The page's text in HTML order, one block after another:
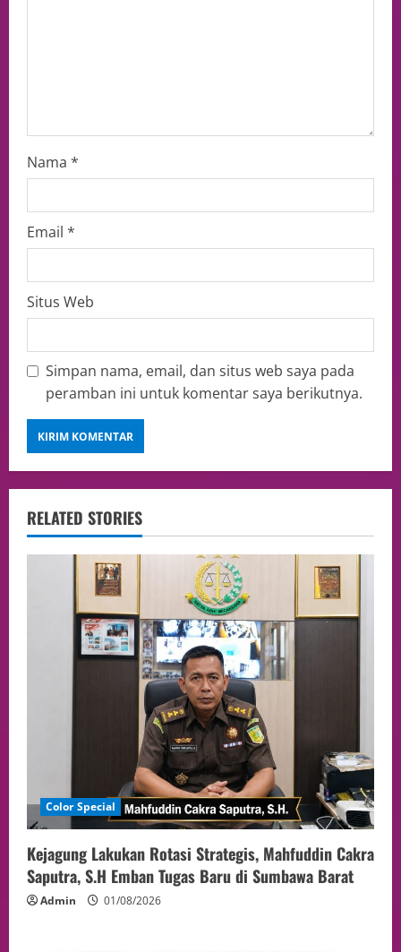
Nama *
Email *
Situs Web
Simpan nama, email, dan situs web saya pada
peramban ini untuk komentar saya berikutnya.
RELATED STORIES
Color Special
Kejagung Lakukan Rotasi Strategis, Mahfuddin Cakra
Saputra, S.H Emban Tugas Baru di Sumbawa Barat
Admin 01/08/2026